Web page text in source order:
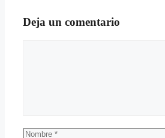
Deja un comentario
Nombre